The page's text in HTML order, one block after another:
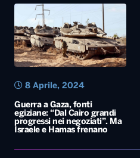
Guerra a Gaza, fonti
egiziane: “Dal Cairo grandi
progressi nei negoziati”. Ma
Israele e Hamas frenano
8 Aprile, 2024